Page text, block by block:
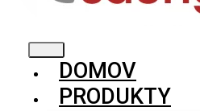
DOMOV
PRODUKTY